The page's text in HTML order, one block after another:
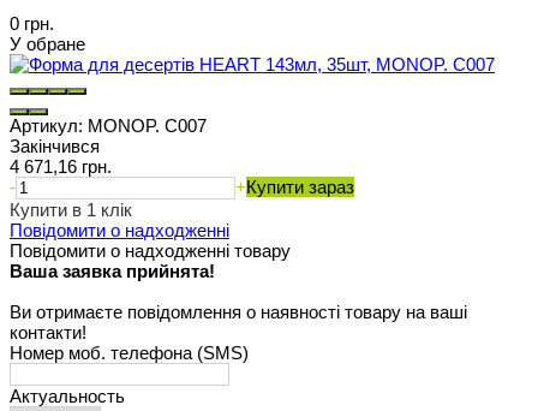
0 грн.
У обране
Артикул: MONOP. C007
Закінчився
4 671,16 грн.
-
+Купити зараз
Купити в 1 клік
Повідомити о надходженні
Повідомити о надходженні товару
Ваша заявка прийнята!
Ви отримаєте повідомлення о наявності товару на ваші
контакти!
Номер моб. телефона (SMS)
Актуальность